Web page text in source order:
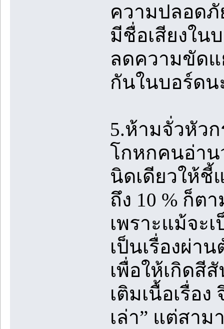
ความปลอด
มีชื่อเสียงใน
ลดความขัดแ
กันในบอร์ดน
5.ห้ามจั่วหัวก
โกหกคนอ่าน
นิดเดียวให้ชี้
ถึง 10 % ก็ต
เพราะแม้จะ
เป็นเรื่องผ่า
เพื่อให้เกิดสี
เติมเนื้อเรื่อ
เล่า” แต่สาม